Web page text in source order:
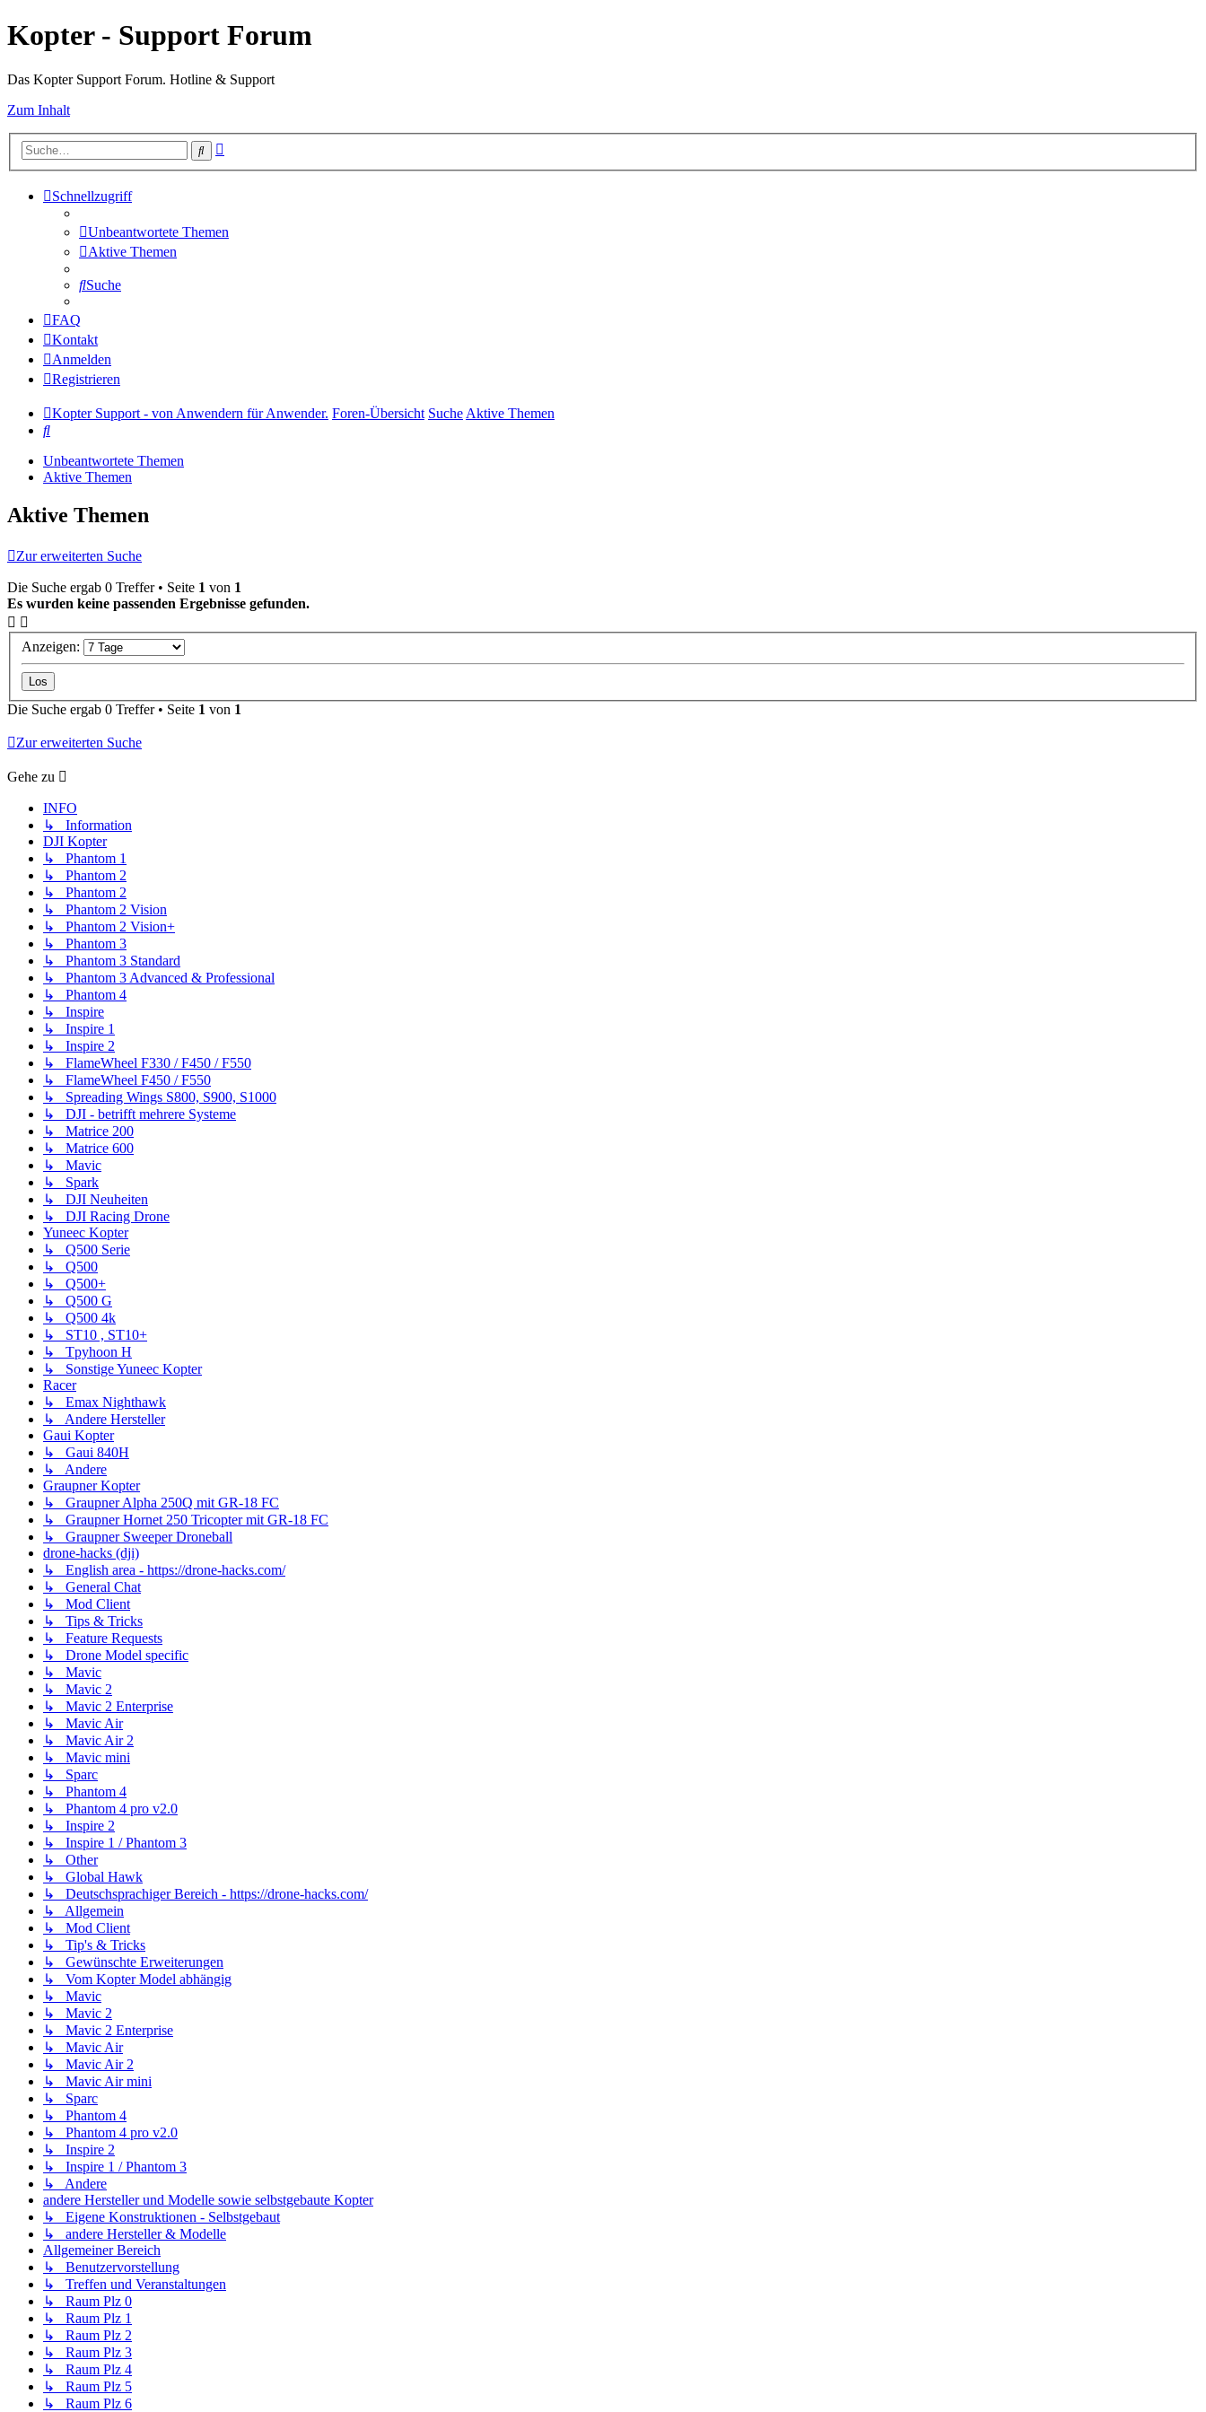
Kopter - Support Forum
Das Kopter Support Forum. Hotline & Support
Zum Inhalt
Suche
Schnellzugriff
Unbeantwortete Themen
Aktive Themen
Suche
FAQ
Kontakt
Anmelden
Registrieren
Kopter Support - von Anwendern für Anwender. Foren-Übersicht SucheAktive Themen
Suche
Unbeantwortete Themen
Aktive Themen
Aktive Themen
Zur erweiterten Suche
Die Suche ergab 0 Treffer • Seite 1 von 1
Es wurden keine passenden Ergebnisse gefunden.
Anzeigen:
Die Suche ergab 0 Treffer • Seite 1 von 1
Zur erweiterten Suche
Gehe zu
INFO
↳ Information
DJI Kopter
↳ Phantom 1
↳ Phantom 2
↳ Phantom 2
↳ Phantom 2 Vision
↳ Phantom 2 Vision+
↳ Phantom 3
↳ Phantom 3 Standard
↳ Phantom 3 Advanced & Professional
↳ Phantom 4
↳ Inspire
↳ Inspire 1
↳ Inspire 2
↳ FlameWheel F330 / F450 / F550
↳ FlameWheel F450 / F550
↳ Spreading Wings S800, S900, S1000
↳ DJI - betrifft mehrere Systeme
↳ Matrice 200
↳ Matrice 600
↳ Mavic
↳ Spark
↳ DJI Neuheiten
↳ DJI Racing Drone
Yuneec Kopter
↳ Q500 Serie
↳ Q500
↳ Q500+
↳ Q500 G
↳ Q500 4k
↳ ST10 , ST10+
↳ Tpyhoon H
↳ Sonstige Yuneec Kopter
Racer
↳ Emax Nighthawk
↳ Andere Hersteller
Gaui Kopter
↳ Gaui 840H
↳ Andere
Graupner Kopter
↳ Graupner Alpha 250Q mit GR-18 FC
↳ Graupner Hornet 250 Tricopter mit GR-18 FC
↳ Graupner Sweeper Droneball
drone-hacks (dji)
↳ English area - https://drone-hacks.com/
↳ General Chat
↳ Mod Client
↳ Tips & Tricks
↳ Feature Requests
↳ Drone Model specific
↳ Mavic
↳ Mavic 2
↳ Mavic 2 Enterprise
↳ Mavic Air
↳ Mavic Air 2
↳ Mavic mini
↳ Sparc
↳ Phantom 4
↳ Phantom 4 pro v2.0
↳ Inspire 2
↳ Inspire 1 / Phantom 3
↳ Other
↳ Global Hawk
↳ Deutschsprachiger Bereich - https://drone-hacks.com/
↳ Allgemein
↳ Mod Client
↳ Tip's & Tricks
↳ Gewünschte Erweiterungen
↳ Vom Kopter Model abhängig
↳ Mavic
↳ Mavic 2
↳ Mavic 2 Enterprise
↳ Mavic Air
↳ Mavic Air 2
↳ Mavic Air mini
↳ Sparc
↳ Phantom 4
↳ Phantom 4 pro v2.0
↳ Inspire 2
↳ Inspire 1 / Phantom 3
↳ Andere
andere Hersteller und Modelle sowie selbstgebaute Kopter
↳ Eigene Konstruktionen - Selbstgebaut
↳ andere Hersteller & Modelle
Allgemeiner Bereich
↳ Benutzervorstellung
↳ Treffen und Veranstaltungen
↳ Raum Plz 0
↳ Raum Plz 1
↳ Raum Plz 2
↳ Raum Plz 3
↳ Raum Plz 4
↳ Raum Plz 5
↳ Raum Plz 6